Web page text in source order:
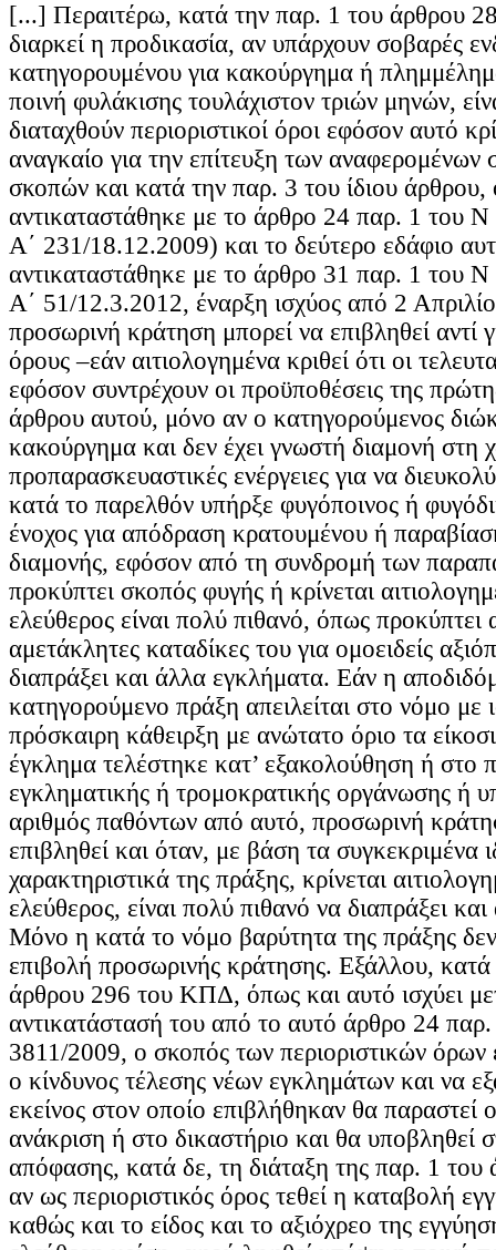
[...] Περαιτέρω, κατά την παρ. 1 του άρθρου
διαρκεί η προδικασία, αν υπάρχουν σοβαρές
κατηγορουμένου για κακούργημα ή
ποινή φυλάκισης τουλάχιστον τριών μηνών,
διαταχθούν περιοριστικοί όροι εφόσον αυτό
αναγκαίο για την επίτευξη των
σκοπών και κατά την παρ. 3 του ίδιου
αντικαταστάθηκε με το άρθρο 24 παρ. 1
Α΄ 231/18.12.2009) και το δεύτερο εδάφιο
αντικαταστάθηκε με το άρθρο 31 παρ. 1
Α΄ 51/12.3.2012, έναρξη ισχύος από 2
προσωρινή κράτηση μπορεί να επιβληθεί αντί
όρους –εάν αιτιολογημένα κριθεί ότι οι
εφόσον συντρέχουν οι προϋποθέσεις της
άρθρου αυτού, μόνο αν ο κατηγορούμενος
κακούργημα και δεν έχει γνωστή διαμονή στη
προπαρασκευαστικές ενέργειες για να
κατά το παρελθόν υπήρξε φυγόποινος ή
ένοχος για απόδραση κρατουμένου ή
διαμονής, εφόσον από τη συνδρομή των
προκύπτει σκοπός φυγής ή κρίνεται
ελεύθερος είναι πολύ πιθανό, όπως
αμετάκλητες καταδίκες του για ομοειδείς
διαπράξει και άλλα εγκλήματα. Εάν η
κατηγορούμενο πράξη απειλείται στο νόμο με
πρόσκαιρη κάθειρξη με ανώτατο όριο τα
έγκλημα τελέστηκε κατ’ εξακολούθηση ή στο
εγκληματικής ή τρομοκρατικής οργάνωσης ή
αριθμός παθόντων από αυτό, προσωρινή
επιβληθεί και όταν, με βάση τα συγκεκριμένα
χαρακτηριστικά της πράξης, κρίνεται
ελεύθερος, είναι πολύ πιθανό να διαπράξει
Μόνο η κατά το νόμο βαρύτητα της πράξης δεν
επιβολή προσωρινής κράτησης. Εξάλλου, κατά
άρθρου 296 του ΚΠΔ, όπως και αυτό ισχύει
αντικατάστασή του από το αυτό άρθρο 24
3811/2009, ο σκοπός των περιοριστικών όρων
ο κίνδυνος τέλεσης νέων εγκλημάτων και να
εκείνος στον οποίο επιβλήθηκαν θα παραστεί
ανάκριση ή στο δικαστήριο και θα υποβληθεί
απόφασης, κατά δε, τη διάταξη της παρ. 1
αν ως περιοριστικός όρος τεθεί η καταβολή
καθώς και το είδος και το αξιόχρεο της